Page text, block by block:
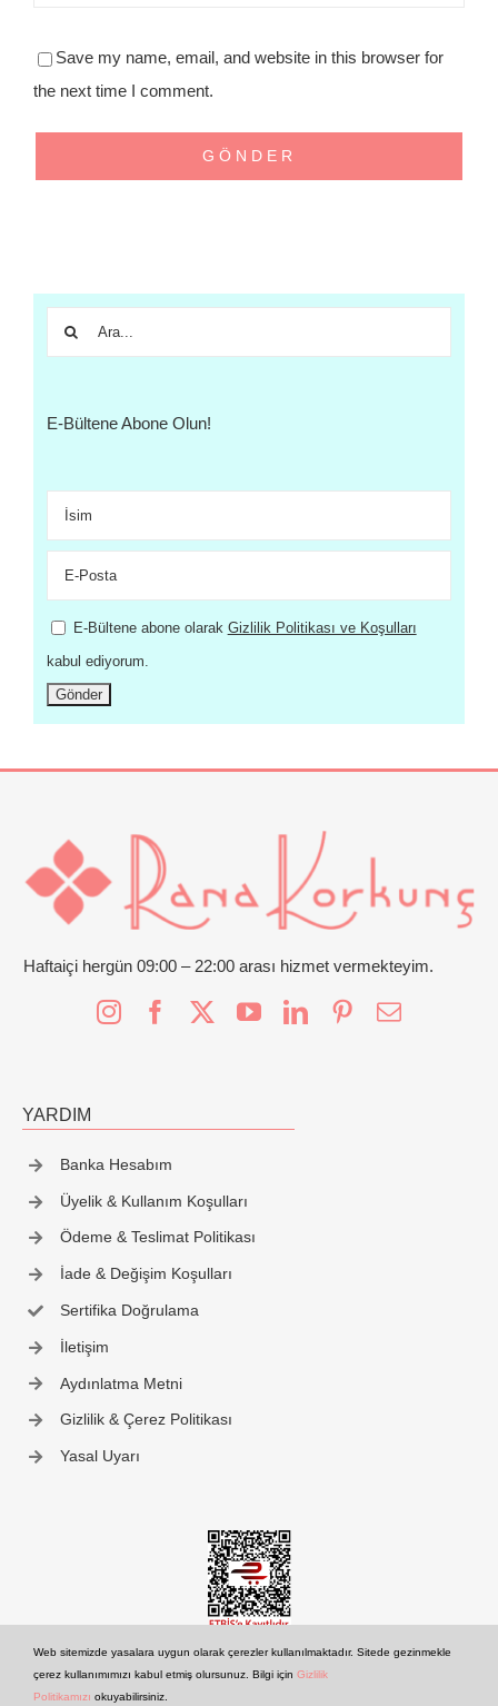
Save my name, email, and website in this browser for
the next time I comment.
Ara:
E-Bültene Abone Olun!
E-Bültene abone olarak Gizlilik Politikası ve Koşulları
kabul ediyorum.
Haftaiçi hergün 09:00 – 22:00 arası hizmet vermekteyim.
YARDIM
Banka Hesabım
Üyelik & Kullanım Koşulları
Ödeme & Teslimat Politikası
İade & Değişim Koşulları
Sertifika Doğrulama
İletişim
Aydınlatma Metni
Gizlilik & Çerez Politikası
Yasal Uyarı
Web sitemizde yasalara uygun olarak çerezler kullanılmaktadır. Sitede gezinmekle
çerez kullanımımızı kabul etmiş olursunuz. Bilgi için Gizlilik
Politikamızı okuyabilirsiniz.